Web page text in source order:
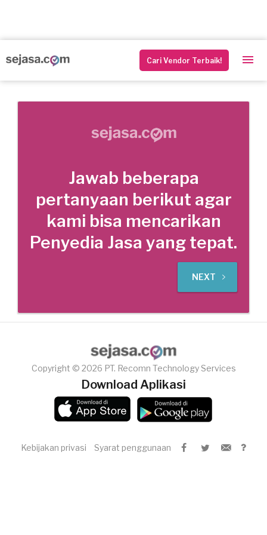
Cari Vendor Terbaik!
Jawab beberapa
pertanyaan berikut agar
kami bisa mencarikan
Penyedia Jasa yang tepat.
NEXT
Copyright © 2026 PT. Recomn Technology Services
Download Aplikasi
Kebijakan privasi Syarat penggunaan